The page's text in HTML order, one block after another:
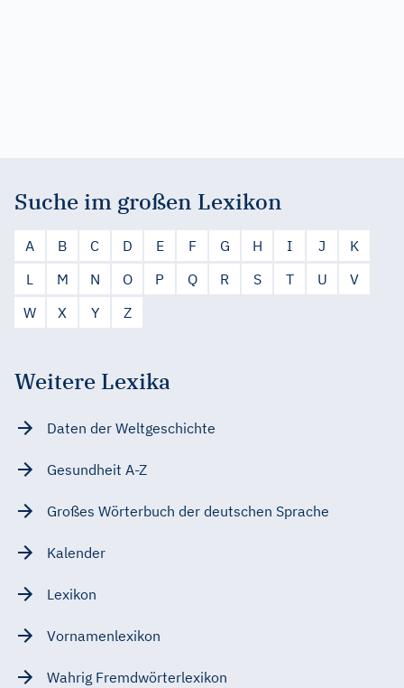
Suche im großen Lexikon
A B C D E F G H I J
K
L
M N O P Q R S T U
V
W
X Y Z
Weitere Lexika
Daten der Weltgeschichte
Gesundheit A-Z
Großes Wörterbuch der deutschen Sprache
Kalender
Lexikon
Vornamenlexikon
Wahrig Fremdwörterlexikon